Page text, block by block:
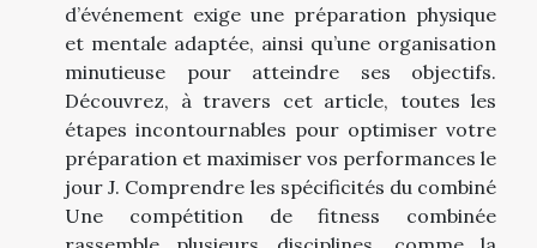
d’événement exige une préparation physique
et mentale adaptée, ainsi qu’une organisation
minutieuse pour atteindre ses objectifs.
Découvrez, à travers cet article, toutes les
étapes incontournables pour optimiser votre
préparation et maximiser vos performances le
jour J. Comprendre les spécificités du combiné
Une compétition de fitness combinée